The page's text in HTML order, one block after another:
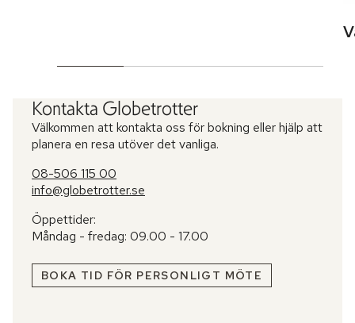
Kontakta Globetrotter
Välkommen att kontakta oss för bokning eller hjälp att
planera en resa utöver det vanliga.
08-506 115 00
info@globetrotter.se
Öppettider:
Måndag - fredag: 09.00 - 17.00
BOKA TID FÖR PERSONLIGT MÖTE